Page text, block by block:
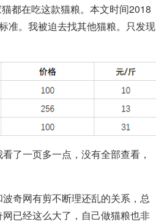
都在吃这款猫粮。本文时间2018
准。我被迫去找其他猫粮。只发现
了一页多一点，没有全部查看，
奇网有剪不断理还乱的关系，总
已经这么大了，自己做猫粮也非